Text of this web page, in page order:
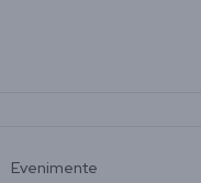
Evenimente